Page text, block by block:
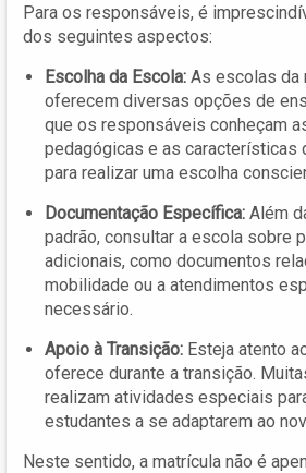
Para os responsáveis, é
dos seguintes aspectos:
Escolha da Escola: As escolas da
oferecem diversas opções de
que os responsáveis conheçam
pedagógicas e as características
para realizar uma escolha
Documentação Específica: Além
padrão, consultar a escola sobre
adicionais, como documentos
mobilidade ou a atendimentos
necessário.
Apoio à Transição: Esteja atento
oferece durante a transição.
realizam atividades especiais
estudantes a se adaptarem ao
Neste sentido, a matrícula não é